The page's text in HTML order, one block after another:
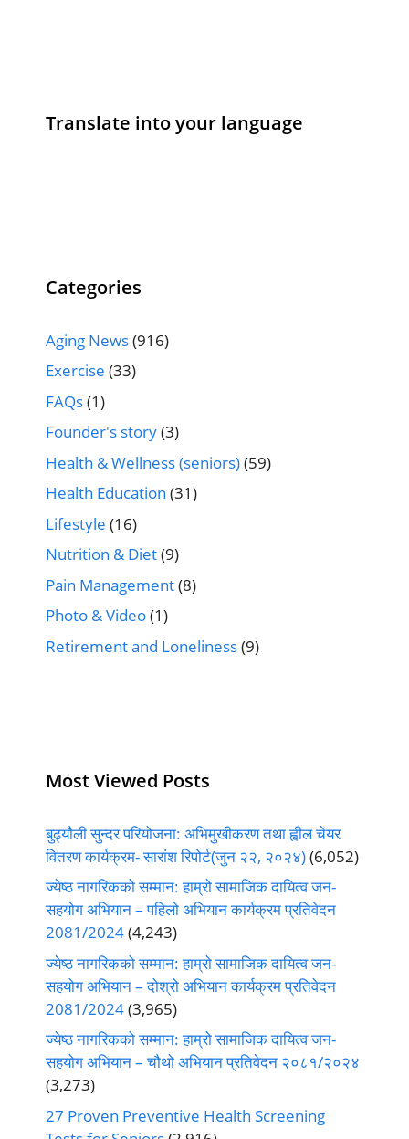
Translate into your language
Categories
Aging News(916)
Exercise (33)
FAQs(1)
Founder's story(3)
Health & Wellness (seniors)(59)
Health Education (31)
Lifestyle (16)
Nutrition & Diet(9)
Pain Management(8)
Photo & Video(1)
Retirement and Loneliness(9)
Most Viewed Posts
बुढ्यौली सुन्दर परियोजना: अभिमुखीकरण तथा ह्वील चेयर
वितरण कार्यक्रम- सारांश रिपोर्ट(जुन २२, २०२४)(6,052)
ज्येष्ठ नागरिकको सम्मान: हाम्रो सामाजिक दायित्व जन-
सहयोग अभियान – पहिलो अभियान कार्यक्रम प्रतिवेदन
2081/2024(4,243)
ज्येष्ठ नागरिकको सम्मान: हाम्रो सामाजिक दायित्व जन-
सहयोग अभियान – दोश्रो अभियान कार्यक्रम प्रतिवेदन
2081/2024(3,965)
ज्येष्ठ नागरिकको सम्मान: हाम्रो सामाजिक दायित्व जन-
सहयोग अभियान – चौथो अभियान प्रतिवेदन २०८१/२०२४
(3,273)
27 Proven Preventive Health Screening